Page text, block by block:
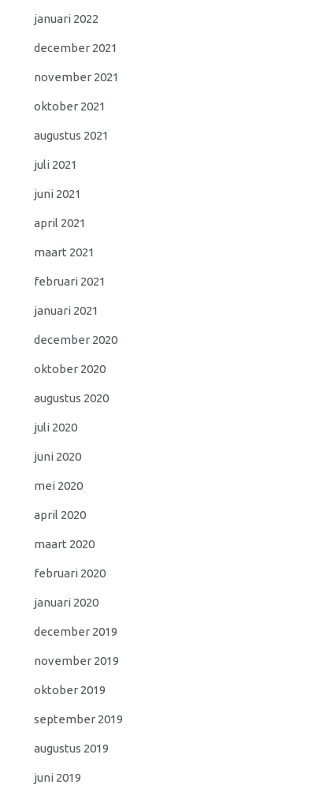
januari 2022
december 2021
november 2021
oktober 2021
augustus 2021
juli 2021
juni 2021
april 2021
maart 2021
februari 2021
januari 2021
december 2020
oktober 2020
augustus 2020
juli 2020
juni 2020
mei 2020
april 2020
maart 2020
februari 2020
januari 2020
december 2019
november 2019
oktober 2019
september 2019
augustus 2019
juni 2019